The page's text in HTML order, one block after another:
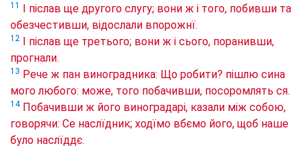
11
І післав ще другого слугу; вони ж і того, побивши та
обезчестивши, відослали впорожнї.
12
І післав ще третього; вони ж і сього, поранивши,
прогнали.
13 Рече ж пан виноградника: Що робити? пішлю сина
мого любого: може, того побачивши, посоромлять ся.
14 Побачивши ж його виноградарі, казали між собою,
говорячи: Се наслїдник; ходїмо вбємо його, щоб наше
було наслїддє.